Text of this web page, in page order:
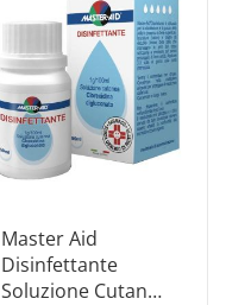
Master Aid
Disinfettante
Soluzione Cutanea